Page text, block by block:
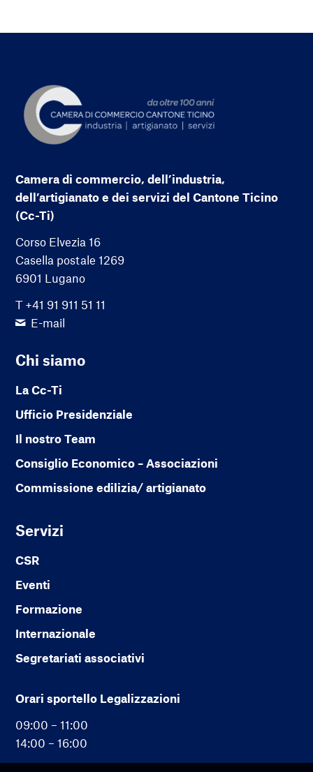
Camera di commercio, dell’industria,
dell’artigianato e dei servizi del Cantone Ticino
(Cc-Ti)
Corso Elvezia 16
Casella postale 1269
6901 Lugano
T +41 91 911 51 11
E-mail
Chi siamo
La Cc-Ti
Ufficio Presidenziale
Il nostro Team
Consiglio Economico – Associazioni
Commissione edilizia/ artigianato
Servizi
CSR
Eventi
Formazione
Internazionale
Segretariati associativi
Orari sportello Legalizzazioni
09:00 – 11:00
14:00 – 16:00